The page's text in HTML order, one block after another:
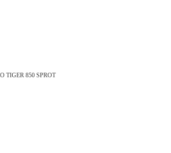
TIGER 850 SPROT